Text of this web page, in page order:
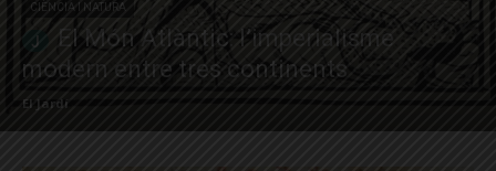
CIÈNCIA I NATURA
El Món Atlàntic: l’imperialisme
modern entre tres continents
El Jardí